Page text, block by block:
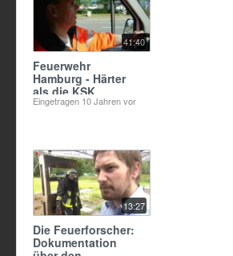
41:40
Feuerwehr
Hamburg - Härter
als die KSK
Eingetragen 10 Jahren vor
13:27
Die Feuerforscher:
Dokumentation